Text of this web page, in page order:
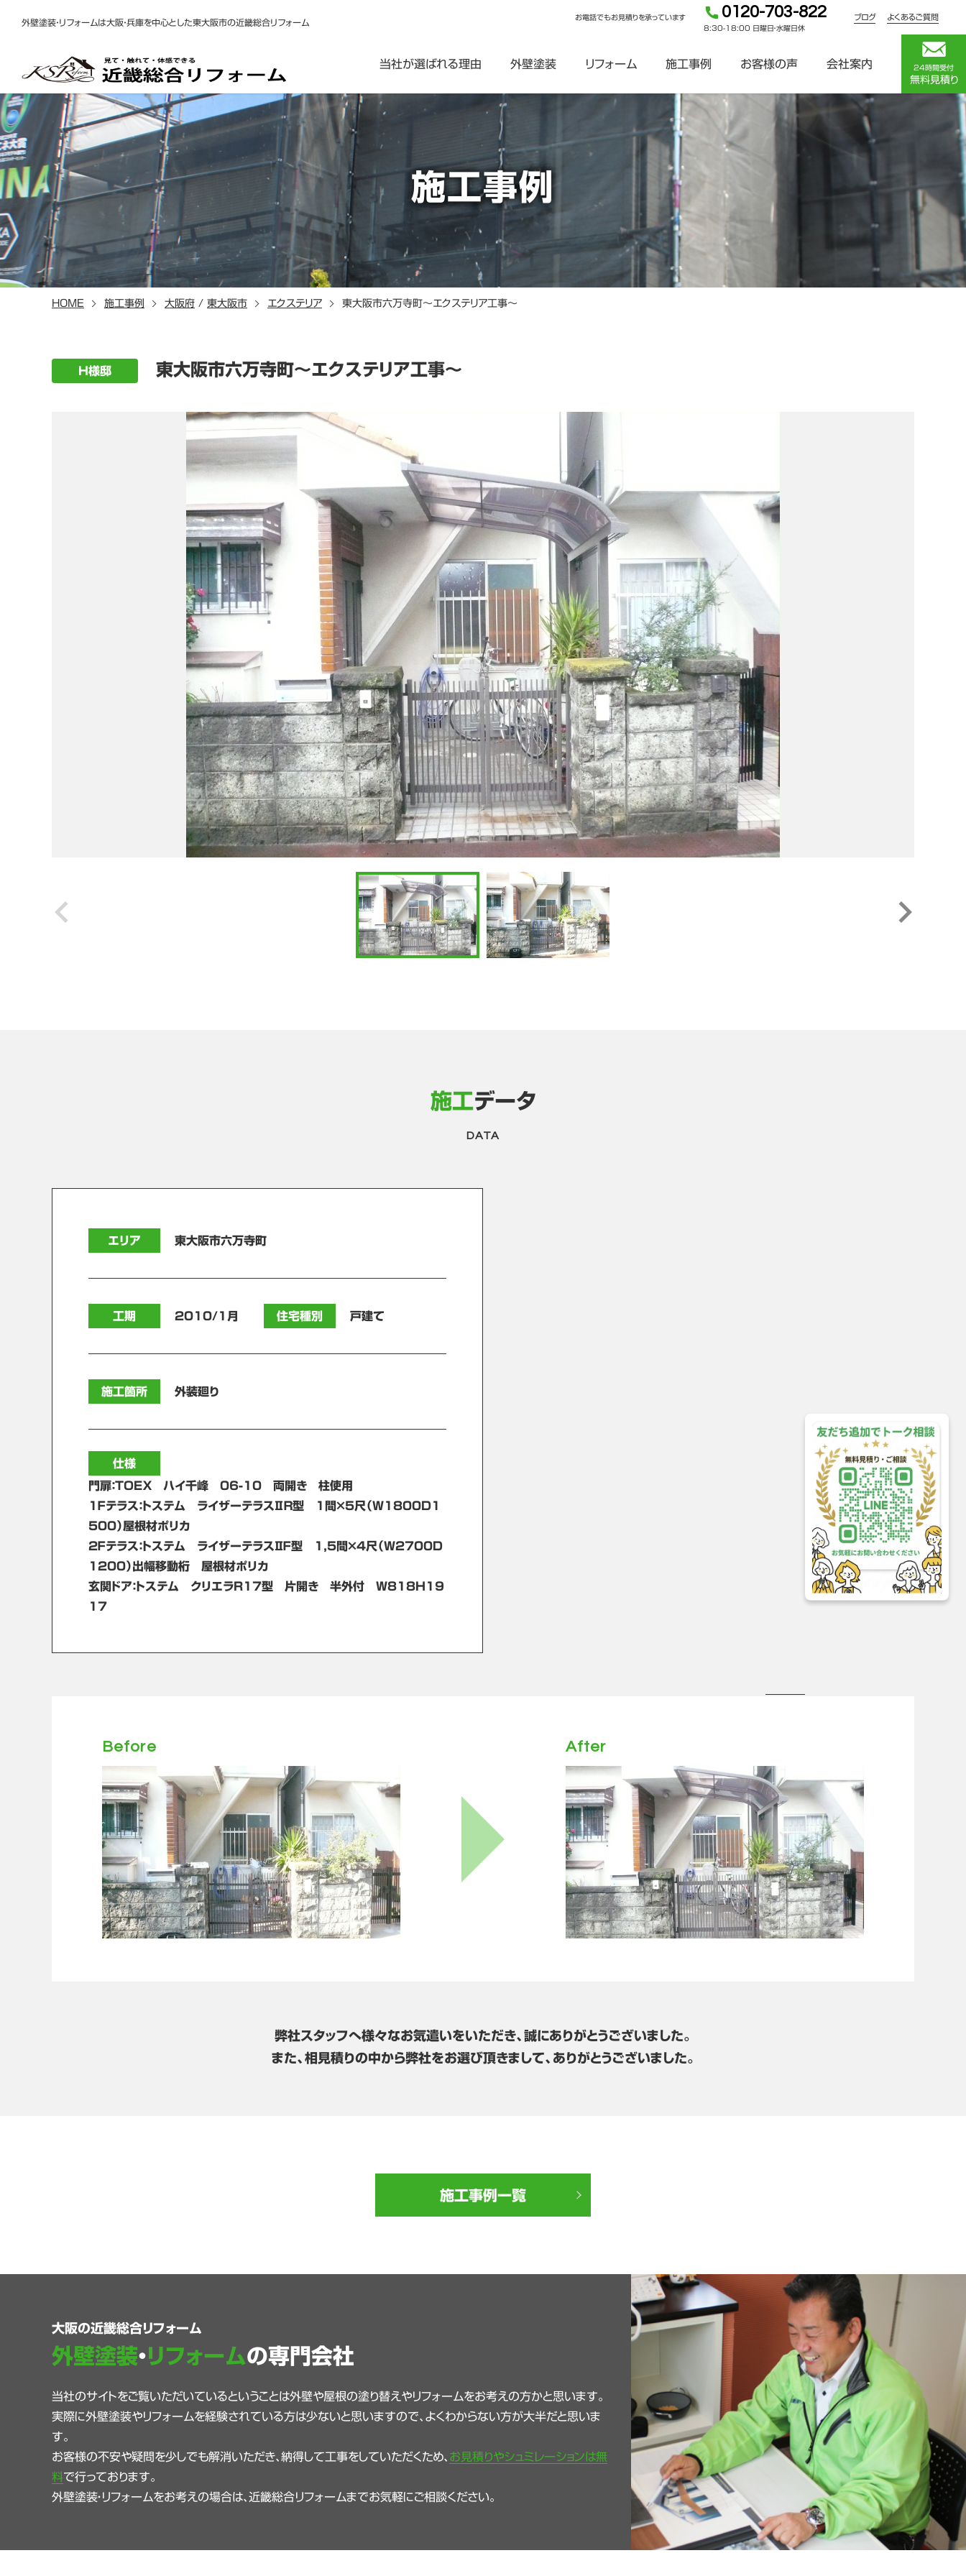
外壁塗装・リフォームは大阪・兵庫を中心とした東大阪市の近畿総合リフォーム
お電話でもお見積りを承っています 0120-703-822
8:30-18:00 日曜日・水曜日休
ブログ よくあるご質問
当社が選ばれる理由 外壁塗装 リフォーム 施工事例 お客様の声 会社案内 24時間受付
無料見積り
施工事例
HOME 施工事例 大阪府 / 東大阪市 エクステリア 東大阪市六万寺町～エクステリア工事～
H様邸 東大阪市六万寺町～エクステリア工事～
施工データ
DATA
エリア 東大阪市六万寺町
工期 2010/1月 住宅種別 戸建て
施工箇所 外装廻り
仕様
門扉：ＴＯＥＸ ハイ千峰 06-10 両開き 柱使用
1Ｆテラス：トステム ライザーテラスⅡＲ型 1間×5尺（Ｗ1800Ｄ1
500）屋根材ポリカ
2Ｆテラス：トステム ライザーテラスⅡＦ型 1,5間×4尺（Ｗ2700D
1200）出幅移動桁 屋根材ポリカ
玄関ドア：トステム クリエラR17型 片開き 半外付 W818H19
17
Before After
弊社スタッフへ様々なお気遣いをいただき、誠にありがとうございました。
また、相見積りの中から弊社をお選び頂きまして、ありがとうございました。
施工事例一覧
大阪の近畿総合リフォーム
外壁塗装・リフォームの専門会社
当社のサイトをご覧いただいているということは外壁や屋根の塗り替えやリフォームをお考えの方かと思います。
実際に外壁塗装やリフォームを経験されている方は少ないと思いますので、よくわからない方が大半だと思いま
す。
お客様の不安や疑問を少しでも解消いただき、納得して工事をしていただくため、 お見積りやシュミレーションは無
料で行っております。
外壁塗装・リフォームをお考えの場合は、近畿総合リフォームまでお気軽にご相談ください。